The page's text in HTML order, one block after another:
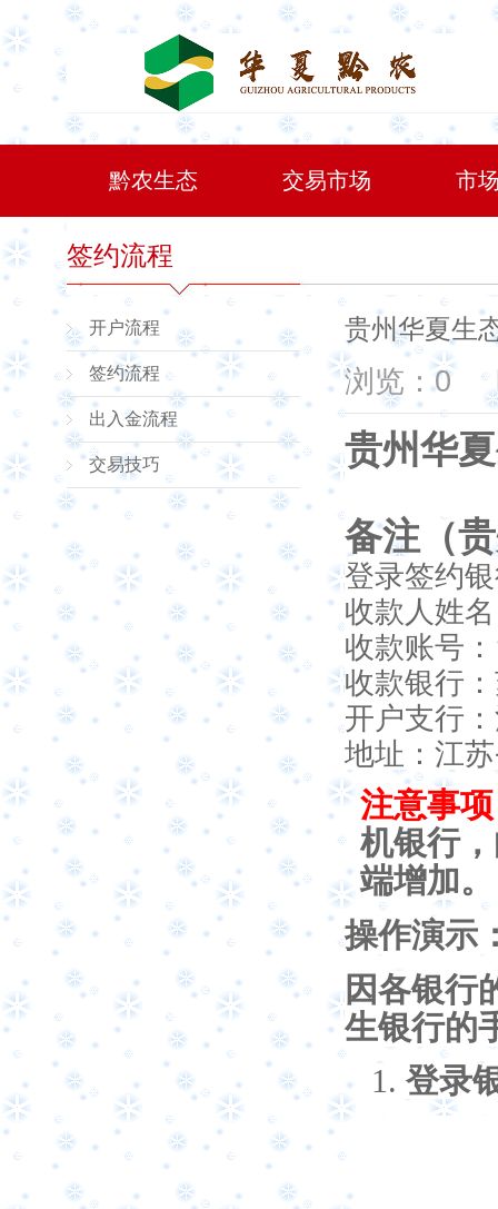
黔农生态 交易市场 市
签约流程
开户流程
签约流程
出入金流程
交易技巧
贵州华夏生
浏览：0
贵州华
备注（
登录签约
收款人姓
收款账号
收款银行
开户支行
地址：江
注意事项
机银行
端增加。
操作演示
因各银行
生银行的
1. 登录